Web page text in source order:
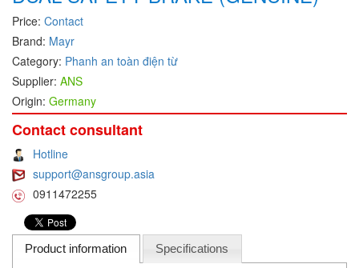
DEIF
Delmhorst VietNam
DELTA
Delta Ohm
Delta sensor
Delta-mobrey
DEMA Engineering/ Foam- IT
DESAX
DET-TRONICS
Deublin
Price: Contact
Brand: Mayr
Category: Phanh an toàn điện từ
Supplier: ANS
Origin: Germany
Contact consultant
Hotline
support@ansgroup.asia
0911472255
Product information Specifications